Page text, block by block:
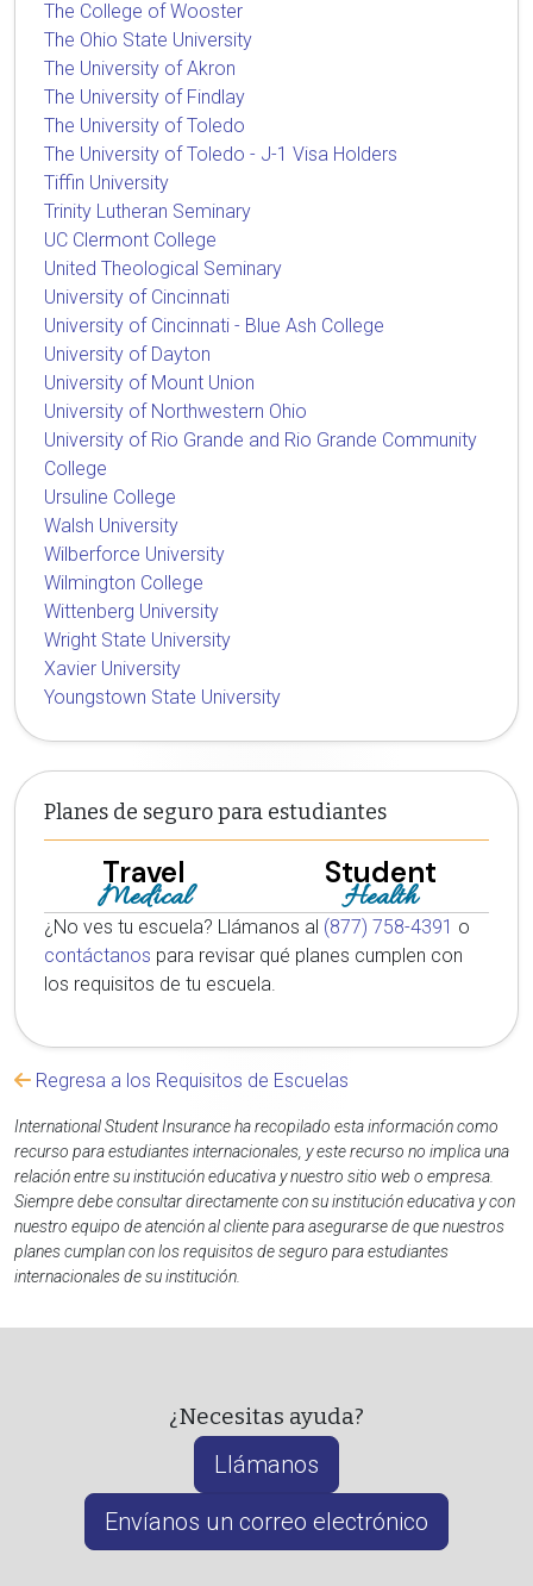
The College of Wooster
The Ohio State University
The University of Akron
The University of Findlay
The University of Toledo
The University of Toledo - J-1 Visa Holders
Tiffin University
Trinity Lutheran Seminary
UC Clermont College
United Theological Seminary
University of Cincinnati
University of Cincinnati - Blue Ash College
University of Dayton
University of Mount Union
University of Northwestern Ohio
University of Rio Grande and Rio Grande Community
College
Ursuline College
Walsh University
Wilberforce University
Wilmington College
Wittenberg University
Wright State University
Xavier University
Youngstown State University
Planes de seguro para estudiantes
Travel
Medical
Student
Health
¿No ves tu escuela? Llámanos al (877) 758-4391 o
contáctanos para revisar qué planes cumplen con
los requisitos de tu escuela.
Regresa a los Requisitos de Escuelas
International Student Insurance ha recopilado esta información como
recurso para estudiantes internacionales, y este recurso no implica una
relación entre su institución educativa y nuestro sitio web o empresa.
Siempre debe consultar directamente con su institución educativa y con
nuestro equipo de atención al cliente para asegurarse de que nuestros
planes cumplan con los requisitos de seguro para estudiantes
internacionales de su institución.
¿Necesitas ayuda?
Llámanos
Envíanos un correo electrónico